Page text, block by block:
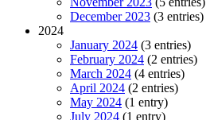
December 2023 (3 entries)
2024
January 2024 (3 entries)
February 2024 (2 entries)
March 2024 (4 entries)
April 2024 (2 entries)
May 2024 (1 entry)
July 2024 (1 entry)